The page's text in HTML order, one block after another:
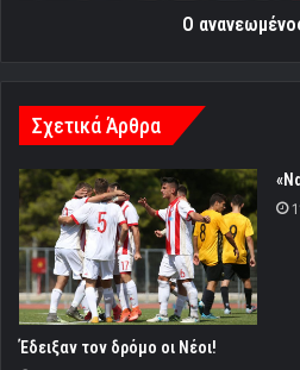
Ο
Σχετικά Άρθρα
Έδειξαν τον δρόμο οι Νέοι!